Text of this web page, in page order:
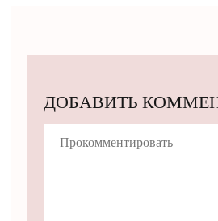
ДОБАВИТЬ